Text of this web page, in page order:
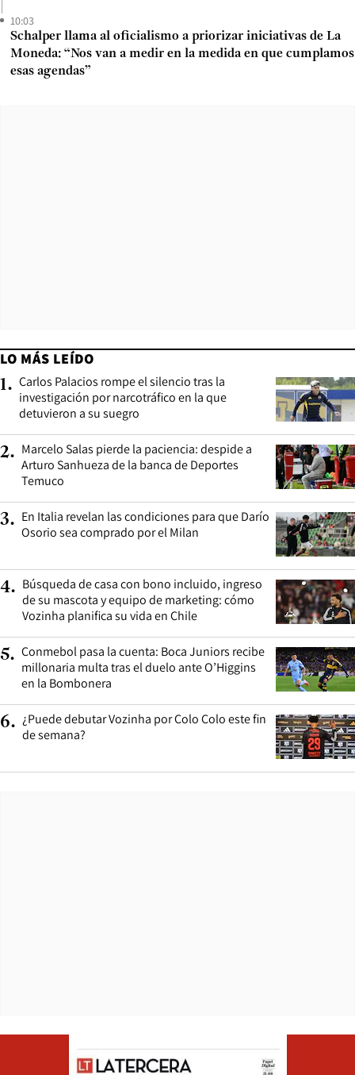
10:03
Schalper llama al oficialismo a priorizar iniciativas de La
Moneda: “Nos van a medir en la medida en que cumplamos
esas agendas”
LO MÁS LEÍDO
1. Carlos Palacios rompe el silencio tras la
investigación por narcotráfico en la que
detuvieron a su suegro
2. Marcelo Salas pierde la paciencia: despide a
Arturo Sanhueza de la banca de Deportes
Temuco
3. En Italia revelan las condiciones para que Darío
Osorio sea comprado por el Milan
4. Búsqueda de casa con bono incluido, ingreso
de su mascota y equipo de marketing: cómo
Vozinha planifica su vida en Chile
5. Conmebol pasa la cuenta: Boca Juniors recibe
millonaria multa tras el duelo ante O’Higgins
en la Bombonera
6. ¿Puede debutar Vozinha por Colo Colo este fin
de semana?